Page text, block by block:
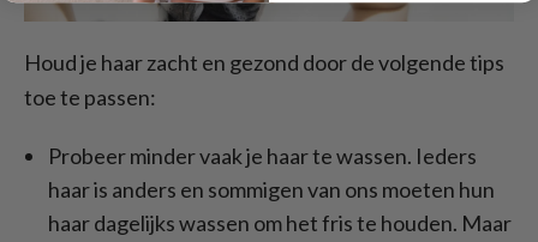
Houd je haar zacht en gezond door de volgende tips
toe te passen:
Probeer minder vaak je haar te wassen. Ieders
haar is anders en sommigen van ons moeten hun
haar dagelijks wassen om het fris te houden. Maar